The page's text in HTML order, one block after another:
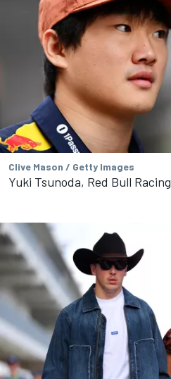
Clive Mason / Getty Images
Yuki Tsunoda, Red Bull Racing